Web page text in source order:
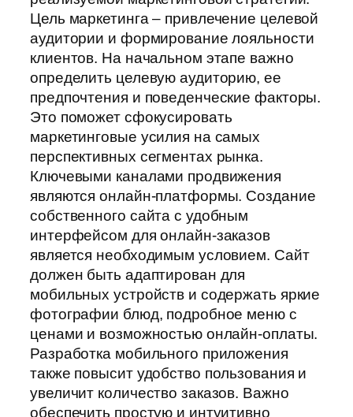
Цель маркетинга – привлечение целевой
аудитории и формирование лояльности
клиентов. На начальном этапе важно
определить целевую аудиторию, ее
предпочтения и поведенческие факторы.
Это поможет сфокусировать
маркетинговые усилия на самых
перспективных сегментах рынка.
Ключевыми каналами продвижения
являются онлайн-платформы. Создание
собственного сайта с удобным
интерфейсом для онлайн-заказов
является необходимым условием. Сайт
должен быть адаптирован для
мобильных устройств и содержать яркие
фотографии блюд, подробное меню с
ценами и возможностью онлайн-оплаты.
Разработка мобильного приложения
также повысит удобство пользования и
увеличит количество заказов. Важно
обеспечить простую и интуитивно